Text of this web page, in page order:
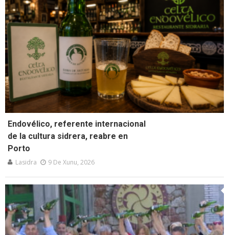
Endovélico, referente internacional
de la cultura sidrera, reabre en
Porto
Lasidra 9 De Xunu, 2026